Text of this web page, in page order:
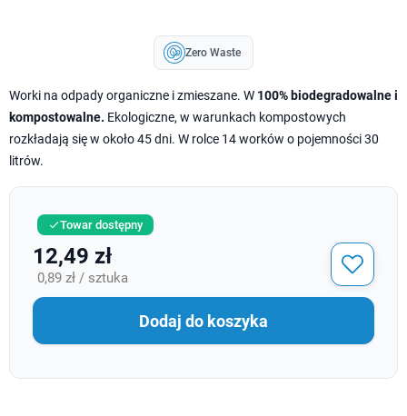
Zero Waste
Worki na odpady organiczne i zmieszane. W 100% biodegradowalne i
kompostowalne. Ekologiczne, w warunkach kompostowych
rozkładają się w około 45 dni. W rolce 14 worków o pojemności 30
litrów.
Towar dostępny
12,49 zł
0,89 zł / sztuka
Dodaj do koszyka